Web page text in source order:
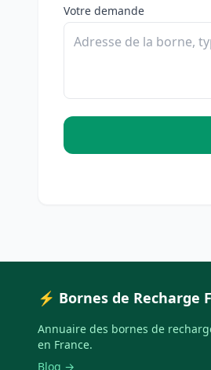
Votre demande
⚡ Bornes de Recharge
Annuaire des bornes de
en France.
Blog →